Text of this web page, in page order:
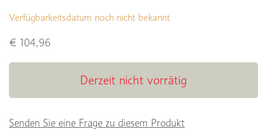
Verfügbarkeitsdatum noch nicht bekannt
€ 104,96
Derzeit nicht vorrätig
Senden Sie eine Frage zu diesem Produkt